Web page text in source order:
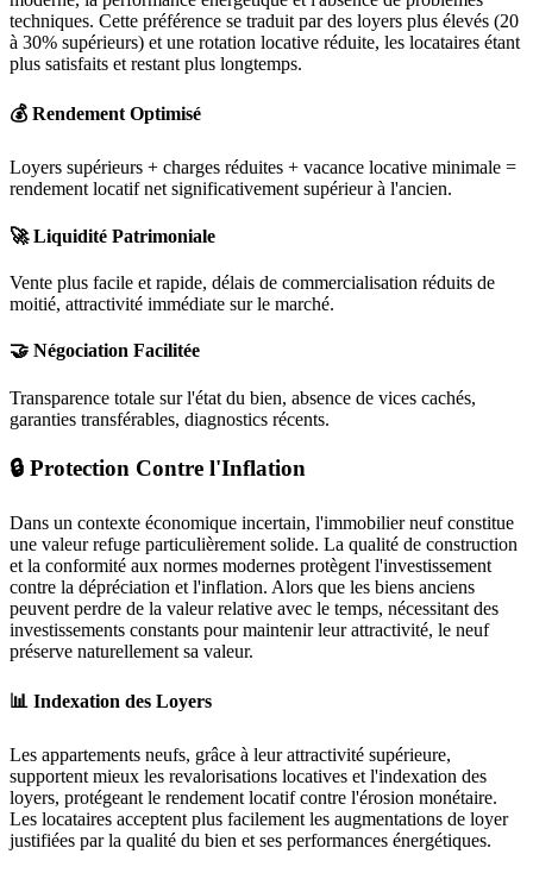
techniques. Cette préférence se traduit par des loyers plus élevés (20
à 30% supérieurs) et une rotation locative réduite, les locataires étant
plus satisfaits et restant plus longtemps.
💰 Rendement Optimisé
Loyers supérieurs + charges réduites + vacance locative minimale =
rendement locatif net significativement supérieur à l'ancien.
🚀 Liquidité Patrimoniale
Vente plus facile et rapide, délais de commercialisation réduits de
moitié, attractivité immédiate sur le marché.
🤝 Négociation Facilitée
Transparence totale sur l'état du bien, absence de vices cachés,
garanties transférables, diagnostics récents.
🔒 Protection Contre l'Inflation
Dans un contexte économique incertain, l'immobilier neuf constitue
une valeur refuge particulièrement solide. La qualité de construction
et la conformité aux normes modernes protègent l'investissement
contre la dépréciation et l'inflation. Alors que les biens anciens
peuvent perdre de la valeur relative avec le temps, nécessitant des
investissements constants pour maintenir leur attractivité, le neuf
préserve naturellement sa valeur.
📊 Indexation des Loyers
Les appartements neufs, grâce à leur attractivité supérieure,
supportent mieux les revalorisations locatives et l'indexation des
loyers, protégeant le rendement locatif contre l'érosion monétaire.
Les locataires acceptent plus facilement les augmentations de loyer
justifiées par la qualité du bien et ses performances énergétiques.